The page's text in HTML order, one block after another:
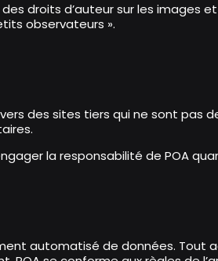
droits d’auteur sur les images
observateurs ».
des sites tiers qui ne sont pas
la responsabilité de POA
automatisé de données. Tout